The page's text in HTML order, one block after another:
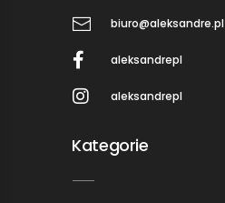
biuro@aleksandre.pl
aleksandrepl
aleksandrepl
Kategorie